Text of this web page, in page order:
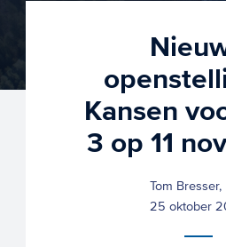
Kansen
3 op 11
Tom Bresser,
25 oktober